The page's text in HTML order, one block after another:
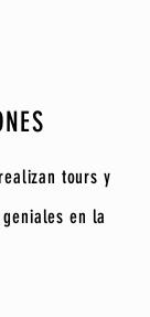
tours y
en la